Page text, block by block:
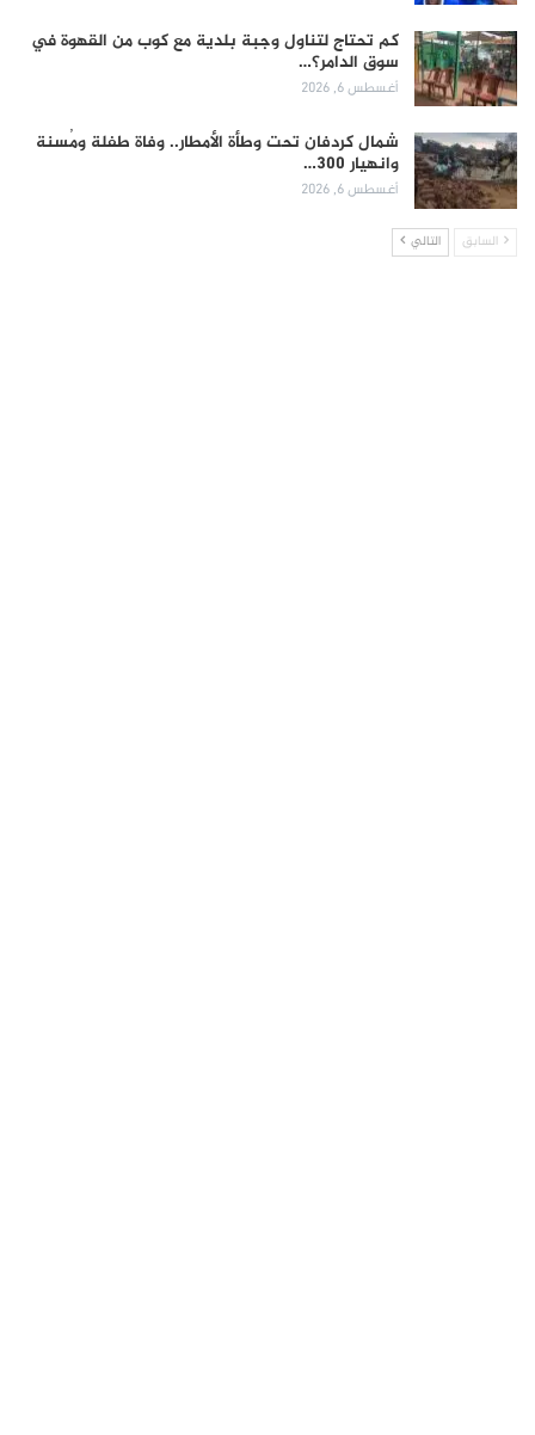
كم تحتاج لتناول وجبة بلدية مع كوب من القهوة في
سوق الدامر؟…
أغسطس 6, 2026
شمال كردفان تحت وطأة الأمطار.. وفاة طفلة ومُسنة
وانهيار 300…
أغسطس 6, 2026
السابق التالي